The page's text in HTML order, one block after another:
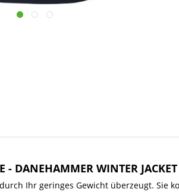
WINTER JACKET
Ihr geringes Gewicht überzeugt. Sie